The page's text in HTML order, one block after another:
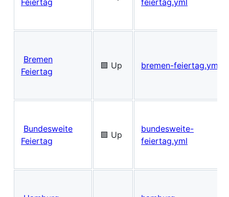
Bremen
Feiertag
🟩 Up bremen-feiertag.yml
Bundesweite
Feiertag
🟩 Up
bundesweite-
feiertag.yml